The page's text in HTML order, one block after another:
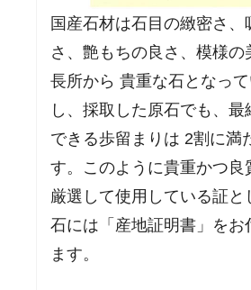
国産石材は石目の緻密さ、
さ、艶もちの良さ、模様の
長所から 貴重な石となっ
し、採取した原石でも、最
できる歩留まりは 2割に満
す。このように貴重かつ良
厳選して使用している証と
石には「産地証明書」をお
ます。